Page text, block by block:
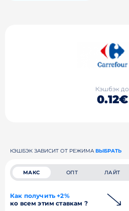
Кэшбэк до
0.12€
КЭШБЭК ЗАВИСИТ ОТ РЕЖИМА ВЫБРАТЬ
МАКС ОПТ ЛАЙТ
Как получить +2%
ко всем этим ставкам ?